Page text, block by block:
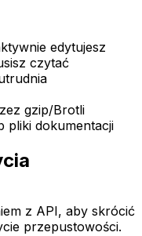
edytujesz
czytać
gzip/Brotli
pliki dokumentacji
z API, aby skrócić
przepustowości.